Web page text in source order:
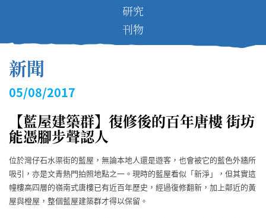
研究
刊物
新聞
05/08/2017
【藍屋建築群】復修後的百年唐樓 街坊
能憑腳步聲認人
位於灣仔石水渠街的藍屋，無論本地人還是遊客，也會被它的藍色外牆所
吸引，亦是文青熱門拍照地點之一。現時的藍屋看似「新淨」，但其實這
幢樓高四層的嶺南式唐樓已有近百年歷史，經過復修翻新，加上鄰近的黃
屋與橙屋，整個藍屋建築群才得以保留。